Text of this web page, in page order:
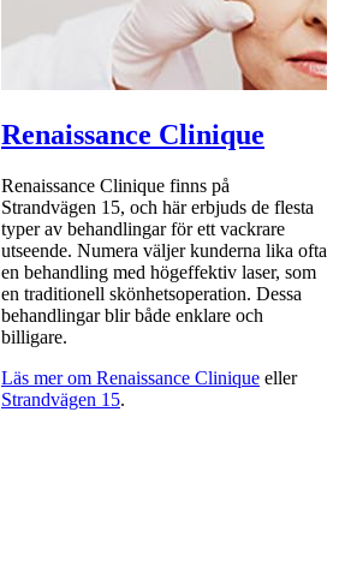
Renaissance Clinique
Renaissance Clinique finns på
Strandvägen 15, och här erbjuds de flesta
typer av behandlingar för ett vackrare
utseende. Numera väljer kunderna lika ofta
en behandling med högeffektiv laser, som
en traditionell skönhetsoperation. Dessa
behandlingar blir både enklare och
billigare.
Läs mer om Renaissance Clinique eller
Strandvägen 15.